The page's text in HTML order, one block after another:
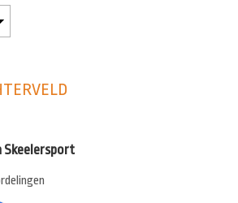
Skeelersport